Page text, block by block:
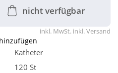
nicht verfügbar
inkl. MwSt. inkl. Versand
Katheter
120 St